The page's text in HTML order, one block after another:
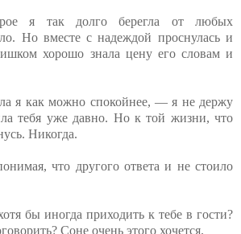
я так долго берегла от любых
Но вместе с надеждой проснулась и
хорошо знала цену его словам и
я как можно спокойнее, — я не держу
тебя уже давно. Но к той жизни, что
Никогда.
что другого ответа и не стоило
бы иногда приходить к тебе в гости?
Соне очень этого хочется.